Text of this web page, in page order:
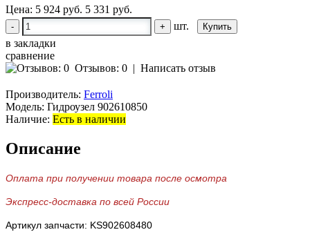
Цена: 5 924 руб. 5 331 руб.
- +
шт.
в закладки
сравнение
Отзывов: 0 | Написать отзыв
Производитель: Ferroli
Модель: Гидроузел 902610850
Наличие: Есть в наличии
Описание
Оплата при получении товара после осмотра
Экспресс-доставка по всей России
Артикул запчасти: KS902608480